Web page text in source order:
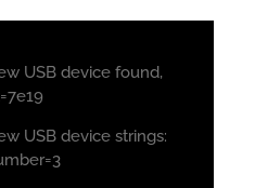
USB device found,
USB device strings: